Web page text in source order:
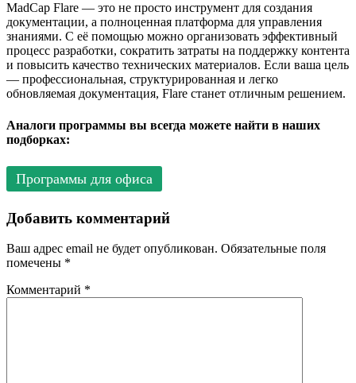
MadCap Flare — это не просто инструмент для создания
документации, а полноценная платформа для управления
знаниями. С её помощью можно организовать эффективный
процесс разработки, сократить затраты на поддержку контента
и повысить качество технических материалов. Если ваша цель
— профессиональная, структурированная и легко
обновляемая документация, Flare станет отличным решением.
Аналоги программы вы всегда можете найти в наших
подборках:
Программы для офиса
Добавить комментарий
Ваш адрес email не будет опубликован. Обязательные поля
помечены *
Комментарий *